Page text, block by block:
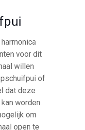
voor dit
willen
of
dat deze
worden.
om
open te